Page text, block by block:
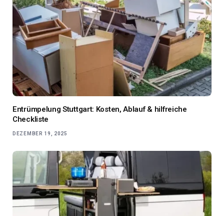
Entrümpelung Stuttgart: Kosten, Ablauf & hilfreiche
Checkliste
DEZEMBER 19, 2025